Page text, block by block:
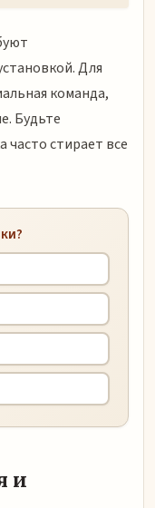
Для
команда,
Будьте
стирает все
и